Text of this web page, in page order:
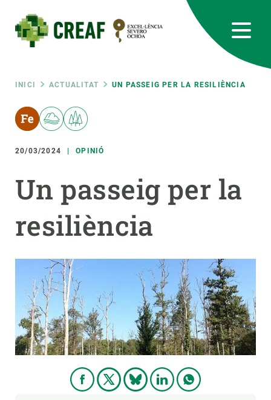
contingut
Fil
d'ariadna
INICI ACTUALITAT UN PASSEIG PER LA RESILIÈNCIA
20/03/2024 OPINIÓ
Un passeig per la
resiliència
RRSS
Featured
responsive
INTRANET
Responsive
menu
SOBRE NOSALTRES
UNEIX-TE A NOSALTRES
PARTICIPA
NOTÍCIES I AGENDA